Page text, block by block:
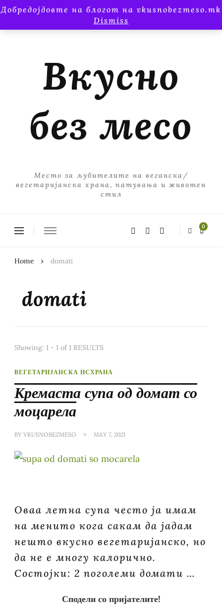
Добредојдовте на блогот на vkusnobezmeso.mk
Dismiss
Вкусно
без месо
Место за љубителите на веганска/
вегетаријанска храна, патувања и животен
стил
0
Home domati
domati
Showing: 1 - 1 of 1 RESULTS
ВЕГЕТАРИЈАНСКА ИСХРАНА
Кремаста супа од домат со
моцарела
BY VKUSNOBEZMESO MAY 7, 2021
Оваа летна супа често ја имам
на менито кога сакам да јадам
нешто вкусно вегетаријанско, но
да не е многу калорично.
Состојки: 2 поголеми домати …
Сподели со пријателите!